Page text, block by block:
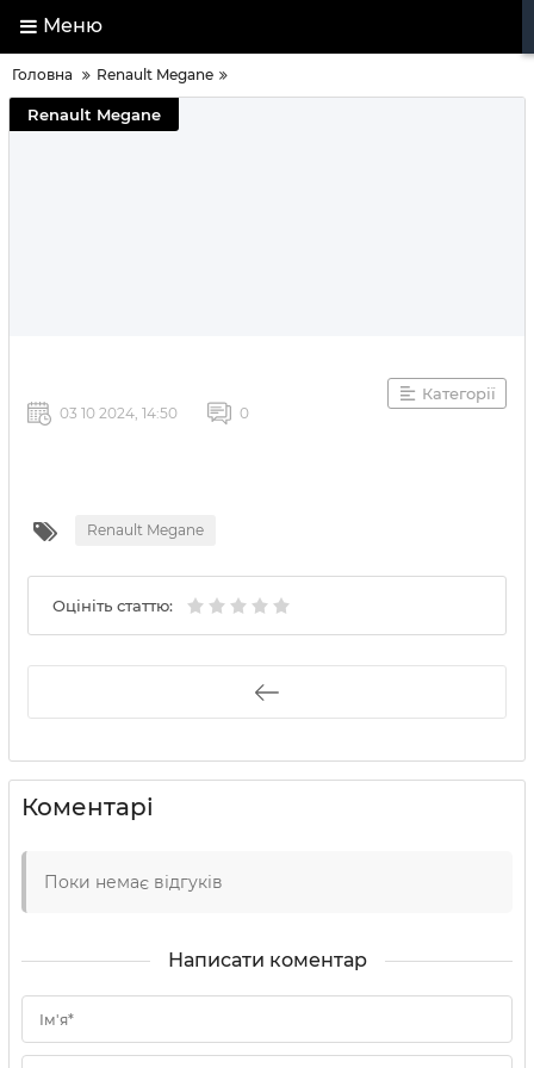
Меню
Головна Renault Megane
Renault Megane
Категорії
03 10 2024, 14:50 0
Renault Megane
Оцініть статтю:
Коментарі
Поки немає відгуків
Написати коментар
Ім'я*